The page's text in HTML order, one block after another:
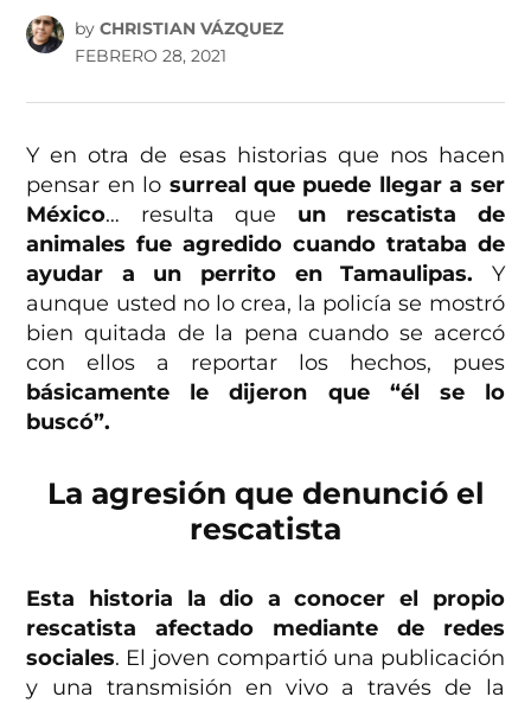
by CHRISTIAN VÁZQUEZ
FEBRERO 28, 2021
Y en otra de esas historias que nos hacen
pensar en lo surreal que puede llegar a ser
México… resulta que un rescatista de
animales fue agredido cuando trataba de
ayudar a un perrito en Tamaulipas. Y
aunque usted no lo crea, la policía se mostró
bien quitada de la pena cuando se acercó
con ellos a reportar los hechos, pues
básicamente le dijeron que “él se lo
buscó”.
La agresión que denunció el
rescatista
Esta historia la dio a conocer el propio
rescatista afectado mediante de redes
sociales. El joven compartió una publicación
y una transmisión en vivo a través de la